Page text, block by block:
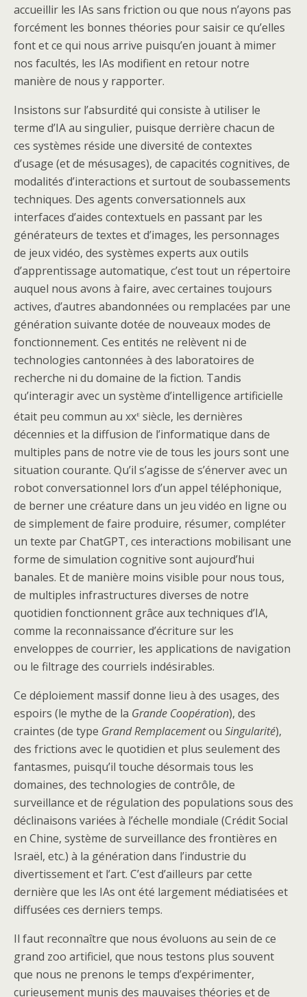
accueillir les IAs sans friction ou que nous n’ayons pas
forcément les bonnes théories pour saisir ce qu’elles
font et ce qui nous arrive puisqu’en jouant à mimer
nos facultés, les IAs modifient en retour notre
manière de nous y rapporter.
Insistons sur l’absurdité qui consiste à utiliser le
terme d’IA au singulier, puisque derrière chacun de
ces systèmes réside une diversité de contextes
d’usage (et de mésusages), de capacités cognitives, de
modalités d’interactions et surtout de soubassements
techniques. Des agents conversationnels aux
interfaces d’aides contextuels en passant par les
générateurs de textes et d’images, les personnages
de jeux vidéo, des systèmes experts aux outils
d’apprentissage automatique, c’est tout un répertoire
auquel nous avons à faire, avec certaines toujours
actives, d’autres abandonnées ou remplacées par une
génération suivante dotée de nouveaux modes de
fonctionnement. Ces entités ne relèvent ni de
technologies cantonnées à des laboratoires de
recherche ni du domaine de la fiction. Tandis
qu’interagir avec un système d’intelligence artificielle
était peu commun au xxe siècle, les dernières
décennies et la diffusion de l’informatique dans de
multiples pans de notre vie de tous les jours sont une
situation courante. Qu’il s’agisse de s’énerver avec un
robot conversationnel lors d’un appel téléphonique,
de berner une créature dans un jeu vidéo en ligne ou
de simplement de faire produire, résumer, compléter
un texte par ChatGPT, ces interactions mobilisant une
forme de simulation cognitive sont aujourd’hui
banales. Et de manière moins visible pour nous tous,
de multiples infrastructures diverses de notre
quotidien fonctionnent grâce aux techniques d’IA,
comme la reconnaissance d’écriture sur les
enveloppes de courrier, les applications de navigation
ou le filtrage des courriels indésirables.
Ce déploiement massif donne lieu à des usages, des
espoirs (le mythe de la Grande Coopération), des
craintes (de type Grand Remplacementou Singularité),
des frictions avec le quotidien et plus seulement des
fantasmes, puisqu’il touche désormais tous les
domaines, des technologies de contrôle, de
surveillance et de régulation des populations sous des
déclinaisons variées à l’échelle mondiale (Crédit Social
en Chine, système de surveillance des frontières en
Israël, etc.) à la génération dans l’industrie du
divertissement et l’art. C’est d’ailleurs par cette
dernière que les IAs ont été largement médiatisées et
diffusées ces derniers temps.
Il faut reconnaître que nous évoluons au sein de ce
grand zoo artificiel, que nous testons plus souvent
que nous ne prenons le temps d’expérimenter,
curieusement munis des mauvaises théories et de